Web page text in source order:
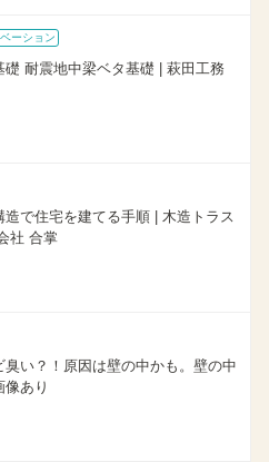
ーション
礎 耐震地中梁ベタ基礎 | 萩田工務
造で住宅を建てる手順 | 木造トラス
社 合掌
臭い？！原因は壁の中かも。壁の中
像あり